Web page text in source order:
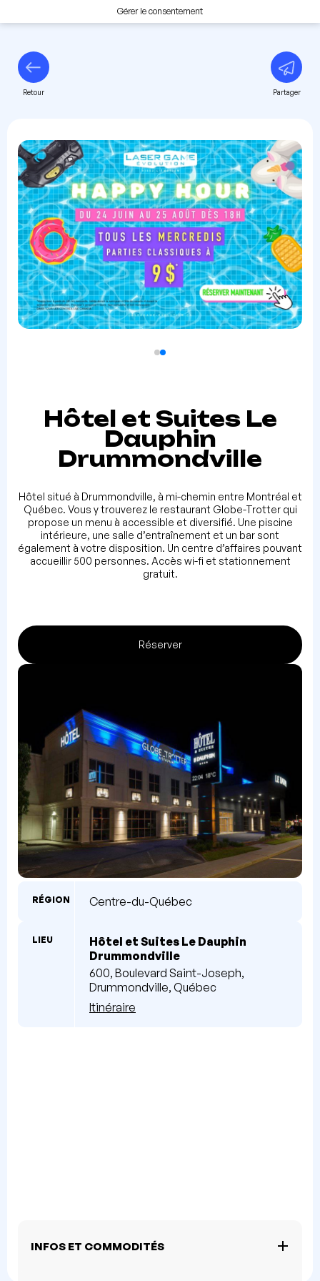
Gérer le consentement
Retour Partager
Hôtel et Suites Le
Dauphin
Drummondville
Hôtel situé à Drummondville, à mi-chemin entre Montréal et
Québec. Vous y trouverez le restaurant Globe-Trotter qui
propose un menu à accessible et diversifié. Une piscine
intérieure, une salle d’entraînement et un bar sont
également à votre disposition. Un centre d’affaires pouvant
accueillir 500 personnes. Accès wi-fi et stationnement
gratuit.
Réserver
RÉGION Centre-du-Québec
LIEU
Hôtel et Suites Le Dauphin
Drummondville
600, Boulevard Saint-Joseph,
Drummondville, Québec
Itinéraire
INFOS ET COMMODITÉS